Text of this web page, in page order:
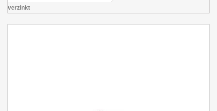
verzinkt